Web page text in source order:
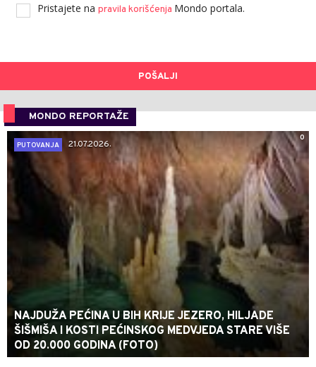
Pristajete na pravila korišćenja Mondo portala.
POŠALJI
MONDO REPORTAŽE
0
PUTOVANJA
21.07.2026.
NAJDUŽA PEĆINA U BIH KRIJE JEZERO, HILJADE
ŠIŠMIŠA I KOSTI PEĆINSKOG MEDVJEDA STARE VIŠE
OD 20.000 GODINA (FOTO)